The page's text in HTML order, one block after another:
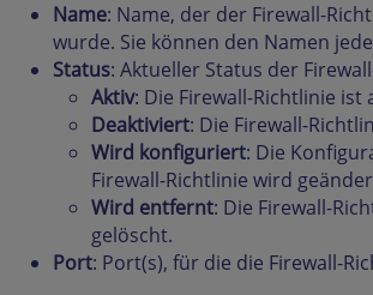
Name: Name, der der Firewall-
wurde. Sie können den Namen
Status: Aktueller Status der
Aktiv: Die Firewall-Richtlinie ist
Deaktiviert: Die Firewall-
Wird konfiguriert: Die
Firewall-Richtlinie wird
Wird entfernt: Die Firewall-
gelöscht.
Port: Port(s), für die die Firewall-